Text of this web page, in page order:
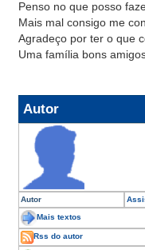
Penso no que posso
Mais mal consigo me
Agradeço por ter o que
Uma família bons
Autor
Autor
Mais textos
Rss do autor